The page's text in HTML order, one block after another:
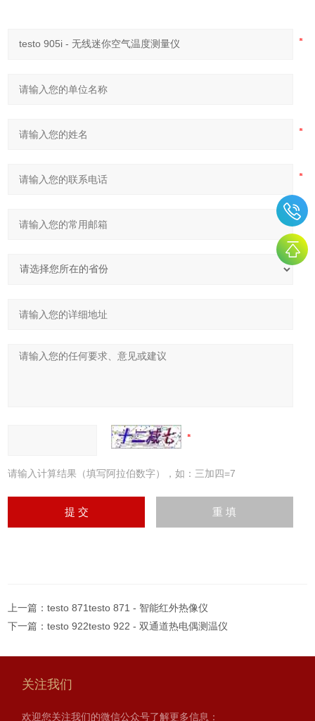
请输入计算结果（填写阿拉伯数字），如：三加四=7
上一篇：testo 871testo 871 - 智能红外热像仪
下一篇：testo 922testo 922 - 双通道热电偶测温仪
关注我们
欢迎您关注我们的微信公众号了解更多信息：